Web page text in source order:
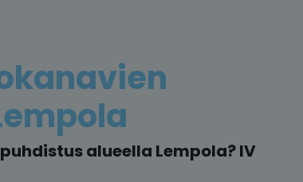
alueella Lempola? IV